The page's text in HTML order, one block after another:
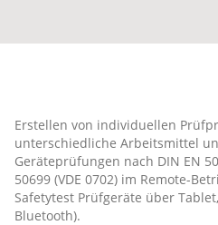
Erstellen von individuellen
unterschiedliche Arbeitsmittel
Geräteprüfungen nach DIN EN
50699 (VDE 0702) im Remote-
Safetytest Prüfgeräte über
Bluetooth).